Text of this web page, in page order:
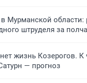
Мурманской области:
штруделя за
жизнь Козерогов. К
— прогноз